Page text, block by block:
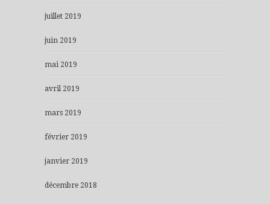
juillet 2019
juin 2019
mai 2019
avril 2019
mars 2019
février 2019
janvier 2019
décembre 2018